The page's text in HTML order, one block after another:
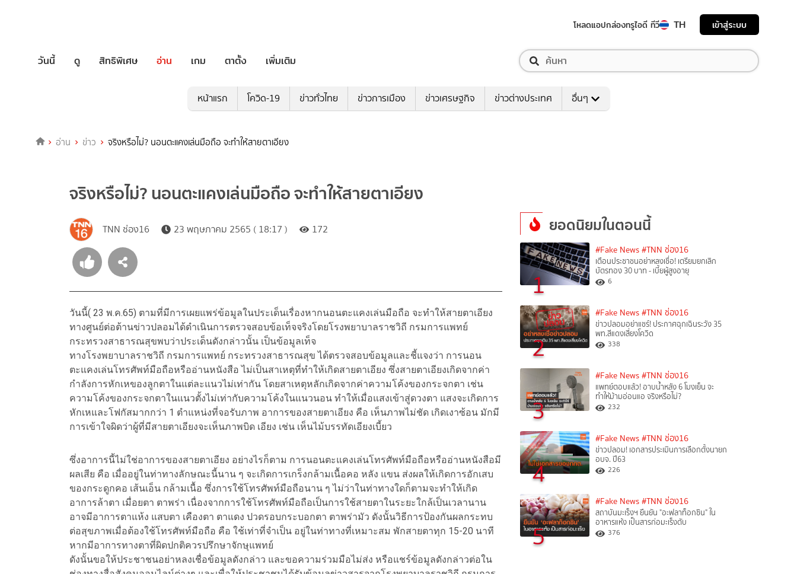
โหลดแอปกล่องทรูไอดี ทีวี TH เข้าสู่ระบบ
วันนี้ ดู สิทธิพิเศษ อ่าน เกม ตาตั้ง เพิ่มเติม
หน้าแรก โควิด-19 ข่าวทั่วไทย ข่าวการเมือง ข่าวเศรษฐกิจ ข่าวต่างประเทศ อื่นๆ
อ่าน ข่าว จริงหรือไม่? นอนตะแคงเล่นมือถือ จะทำให้สายตาเอียง
จริงหรือไม่? นอนตะแคงเล่นมือถือ จะทำให้สายตาเอียง
TNN ช่อง16 23 พฤษภาคม 2565 ( 18:17 ) 172
วันนี้( 23 พ.ค.65) ตามที่มีการเผยแพร่ข้อมูลในประเด็นเรื่องหากนอนตะแคงเล่นมือถือ จะทำให้สายตาเอียง
ทางศูนย์ต่อต้านข่าวปลอมได้ดำเนินการตรวจสอบข้อเท็จจริงโดยโรงพยาบาลราชวิถี กรมการแพทย์
กระทรวงสาธารณสุขพบว่าประเด็นดังกล่าวนั้น เป็นข้อมูลเท็จ
ทางโรงพยาบาลราชวิถี กรมการแพทย์ กระทรวงสาธารณสุข ได้ตรวจสอบข้อมูลและชี้แจงว่า การนอน
ตะแคงเล่นโทรศัพท์มือถือหรืออ่านหนังสือ ไม่เป็นสาเหตุที่ทำให้เกิดสายตาเอียง ซึ่งสายตาเอียงเกิดจากค่า
กำลังการหักเหของลูกตาในแต่ละแนวไม่เท่ากัน โดยสาเหตุหลักเกิดจากค่าความโค้งของกระจกตา เช่น
ความโค้งของกระจกตาในแนวตั้งไม่เท่ากับความโค้งในแนวนอน ทำให้เมื่อแสงเข้าสู่ดวงตา แสงจะเกิดการ
หักเหและโฟกัสมากกว่า 1 ตำแหน่งที่จอรับภาพ อาการของสายตาเอียง คือ เห็นภาพไม่ชัด เกิดเงาซ้อน มักมี
การเข้าใจผิดว่าผู้ที่มีสายตาเอียงจะเห็นภาพบิด เอียง เช่น เห็นไม้บรรทัดเอียงเบี้ยว
ซึ่งอาการนี้ไม่ใช่อาการของสายตาเอียง อย่างไรก็ตาม การนอนตะแคงเล่นโทรศัพท์มือถือหรืออ่านหนังสือมี
ผลเสีย คือ เมื่ออยู่ในท่าทางลักษณะนี้นาน ๆ จะเกิดการเกร็งกล้ามเนื้อคอ หลัง แขน ส่งผลให้เกิดการอักเสบ
ของกระดูกคอ เส้นเอ็น กล้ามเนื้อ ซึ่งการใช้โทรศัพท์มือถือนาน ๆ ไม่ว่าในท่าทางใดก็ตามจะทำให้เกิด
อาการล้าตา เมื่อยตา ตาพร่า เนื่องจากการใช้โทรศัพท์มือถือเป็นการใช้สายตาในระยะใกล้เป็นเวลานาน
อาจมีอาการตาแห้ง แสบตา เคืองตา ตาแดง ปวดรอบกระบอกตา ตาพร่ามัว ดังนั้นวิธีการป้องกันผลกระทบ
ต่อสุขภาพเมื่อต้องใช้โทรศัพท์มือถือ คือ ใช้เท่าที่จำเป็น อยู่ในท่าทางที่เหมาะสม พักสายตาทุก 15-20 นาที
หากมีอาการทางตาที่ผิดปกติควรปรึกษาจักษุแพทย์
ดังนั้นขอให้ประชาชนอย่าหลงเชื่อข้อมูลดังกล่าว และขอความร่วมมือไม่ส่ง หรือแชร์ข้อมูลดังกล่าวต่อใน
ยอดนิยมในตอนนี้
1
#Fake News #TNN ช่อง16
เตือนประชาชนอย่าหลงเชื่อ! เตรียมยกเลิก
บัตรทอง 30 บาท - เบี้ยผู้สูงอายุ
6
2
#Fake News #TNN ช่อง16
ข่าวปลอมอย่าแชร์! ประกาศฉุกเฉินระวัง 35
พท.สีแดงเสี่ยงโควิด
338
3
#Fake News #TNN ช่อง16
แพทย์ตอบแล้ว! อาบน้ำหลัง 6 โมงเย็น จะ
ทำให้ม้ามอ่อนแอ จริงหรือไม่?
232
4
#Fake News #TNN ช่อง16
ข่าวปลอม! เอกสารประเมินการเลือกตั้งนายก
อบจ. ปี63
226
5
#Fake News #TNN ช่อง16
สถาบันมะเร็งฯ ยืนยัน "อะฟลาท็อกซิน" ใน
อาหารแห้ง เป็นสารก่อมะเร็งตับ
376